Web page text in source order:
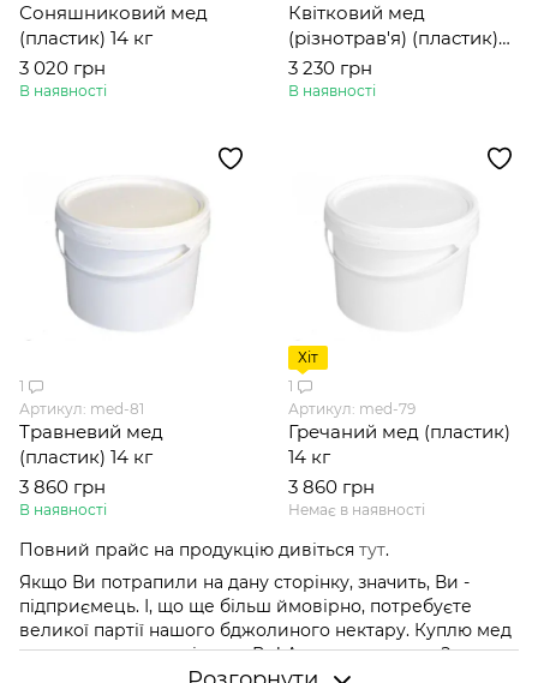
Соняшниковий мед
(пластик) 14 кг
3 020 грн
В наявності
Квітковий мед
(різнотрав'я) (пластик)
14 кг
3 230 грн
В наявності
1
Артикул: med-81
Травневий мед
(пластик) 14 кг
3 860 грн
В наявності
Хіт
1
Артикул: med-79
Гречаний мед (пластик)
14 кг
3 860 грн
Немає в наявності
Повний прайс на продукцію дивіться тут.
Якщо Ви потрапили на дану сторінку, значить, Ви -
підприємець. І, що ще більш ймовірно, потребуєте
великої партії нашого бджолиного нектару. Куплю мед
оптом - твердо вирішили Ви! Але от невдача ... З чого ж
почати? Де знайти чесного продавця, та ще й такого,